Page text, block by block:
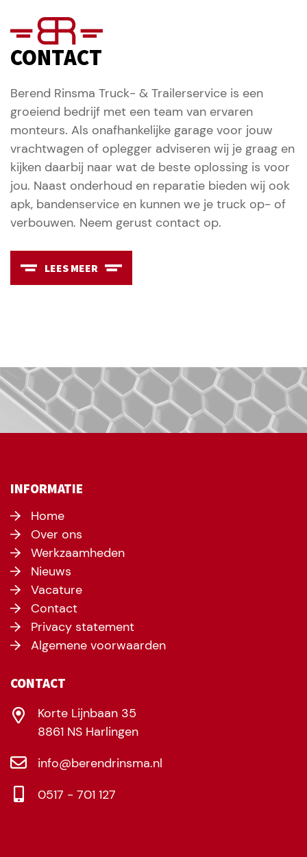
CONTACT
Berend Rinsma Truck- & Trailerservice is een
groeiend bedrijf met een team van ervaren
monteurs. Als onafhankelijke garage voor jouw
vrachtwagen of oplegger adviseren wij je graag en
kijken daarbij naar wat de beste oplossing is voor
jou. Naast onderhoud en reparatie bieden wij ook
apk, bandenservice en kunnen we je truck op- of
verbouwen. Neem gerust contact op.
LEES MEER
INFORMATIE
Home
Over ons
Werkzaamheden
Nieuws
Vacature
Contact
Privacy statement
Algemene voorwaarden
CONTACT
Korte Lijnbaan 35
8861 NS Harlingen
info@berendrinsma.nl
0517 - 701 127